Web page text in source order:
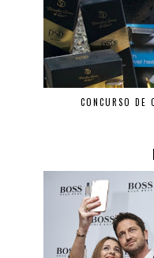
CONCURSO DE